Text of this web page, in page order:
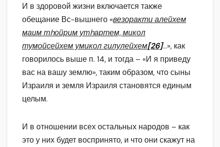
И в здоровой жизни включается также
обещание Вс-вышнего «везоракти алейхем
маим тhойрим утhартем, микол
тумойсейхем умикол гилулейхем[26]…», как
говорилось выше п. 14, и тогда – «И я приведу
вас на вашу землю», таким образом, что сыны
Израиля и земля Израиля становятся единым
целым.
И в отношении всех остальных народов – как
это у них будет воспринято, и что они скажут на